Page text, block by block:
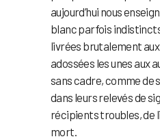
aujourd’hui nous
blanc parfois
livrées brutalement
adossées les unes aux
sans cadre, comme de
dans leurs relevés de
récipients troubles, de
mort.